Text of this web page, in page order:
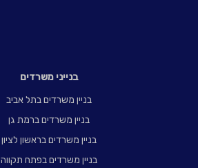
בנייני משרדים
בניין משרדים בתל אביב
בניין משרדים ברמת גן
בניין משרדים בראשון לציון
בניין משרדים בפתח תקווה